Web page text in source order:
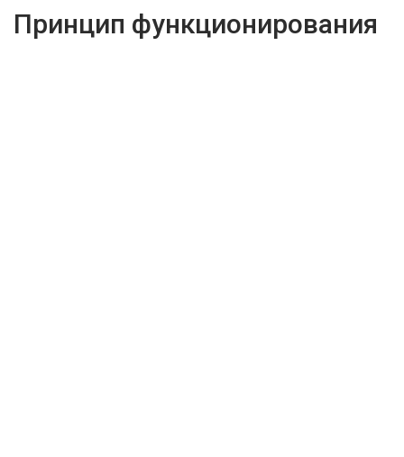
Принцип функционирования